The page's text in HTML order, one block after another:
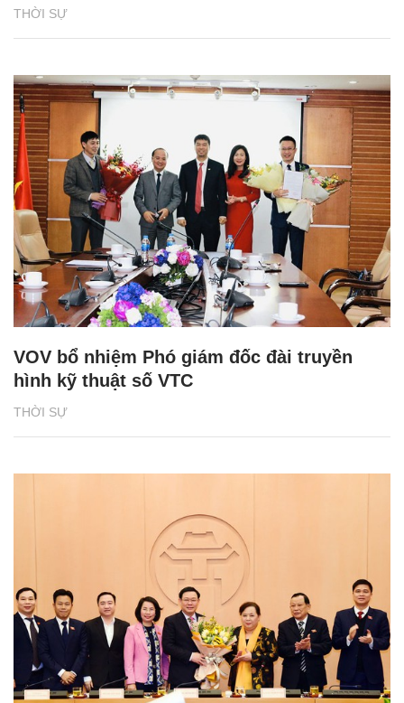
THỜI SỰ
THỜI SỰ
VOV bổ nhiệm Phó giám đốc đài truyền
hình kỹ thuật số VTC